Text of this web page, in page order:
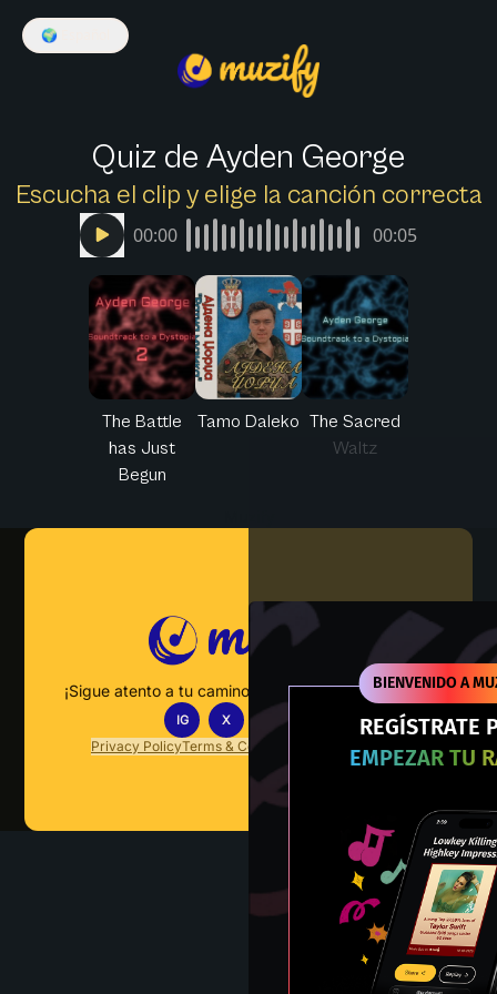
BIENVENIDO A
REGÍSTRATE
EMPEZAR TU
🌍
Quiz de Ayden George
Escucha el clip y elige la canción correcta
00:00 00:05
The Battle
has Just
Begun
Tamo Daleko The Sacred
Waltz
¡Sigue atento a tu camino hacia el dominio musical!
IG X
Privacy PolicyTerms & Conditions